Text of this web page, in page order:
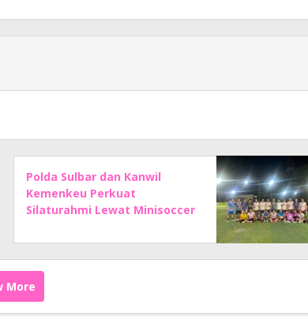
Polda Sulbar dan Kanwil
Kemenkeu Perkuat
Silaturahmi Lewat Minisoccer
More